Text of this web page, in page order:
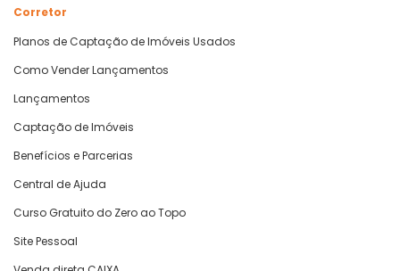
Corretor
Planos de Captação de Imóveis Usados
Como Vender Lançamentos
Lançamentos
Captação de Imóveis
Benefícios e Parcerias
Central de Ajuda
Curso Gratuito do Zero ao Topo
Site Pessoal